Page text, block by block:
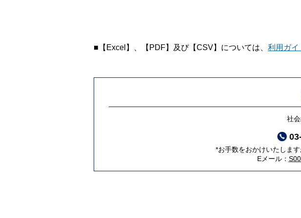
■【Excel】、【PDF】及び【CSV】については、 利用ガイ
社
*お手数をおかけいたしま
Eメール：